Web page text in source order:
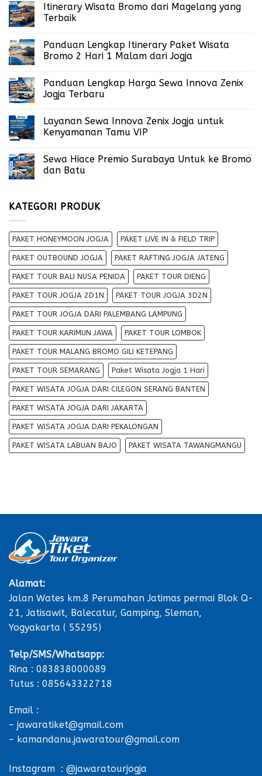
Itinerary Wisata Bromo dari Magelang yang
Terbaik
Panduan Lengkap Itinerary Paket Wisata
Bromo 2 Hari 1 Malam dari Jogja
Panduan Lengkap Harga Sewa Innova Zenix
Jogja Terbaru
Layanan Sewa Innova Zenix Jogja untuk
Kenyamanan Tamu VIP
Sewa Hiace Premio Surabaya Untuk ke Bromo
dan Batu
KATEGORI PRODUK
PAKET HONEYMOON JOGJA PAKET LIVE IN & FIELD TRIP
PAKET OUTBOUND JOGJA PAKET RAFTING JOGJA JATENG
PAKET TOUR BALI NUSA PENIDA PAKET TOUR DIENG
PAKET TOUR JOGJA 2D1N PAKET TOUR JOGJA 3D2N
PAKET TOUR JOGJA DARI PALEMBANG LAMPUNG
PAKET TOUR KARIMUN JAWA PAKET TOUR LOMBOK
PAKET TOUR MALANG BROMO GILI KETEPANG
PAKET TOUR SEMARANG Paket Wisata Jogja 1 Hari
PAKET WISATA JOGJA DARI CILEGON SERANG BANTEN
PAKET WISATA JOGJA DARI JAKARTA
PAKET WISATA JOGJA DARI PEKALONGAN
PAKET WISATA LABUAN BAJO PAKET WISATA TAWANGMANGU
Alamat:
Jalan Wates km.8 Perumahan Jatimas permai Blok Q-
21, Jatisawit, Balecatur, Gamping, Sleman,
Yogyakarta ( 55295)
Telp/SMS/Whatsapp:
Rina : 083838000089
Tutus : 085643322718
Email :
– jawaratiket@gmail.com
– kamandanu.jawaratour@gmail.com
Instagram : @jawaratourjogja